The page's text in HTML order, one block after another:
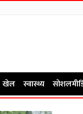
खेल स्वास्थ्य